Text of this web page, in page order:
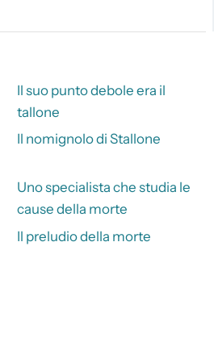
Il suo punto debole era il
tallone
Il nomignolo di Stallone
Uno specialista che studia le
cause della morte
Il preludio della morte